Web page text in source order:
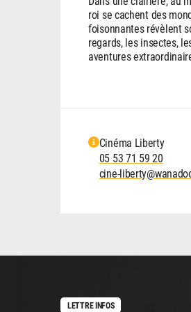
roi se cachent des
foisonnantes révèlent
regards, les insectes,
aventures
Cinéma Liberty
05 53 71 59 20
cine-
LETTRE INFOS